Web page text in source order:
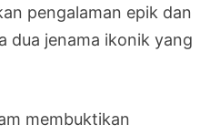
pengalaman epik dan
dua jenama ikonik yang
membuktikan